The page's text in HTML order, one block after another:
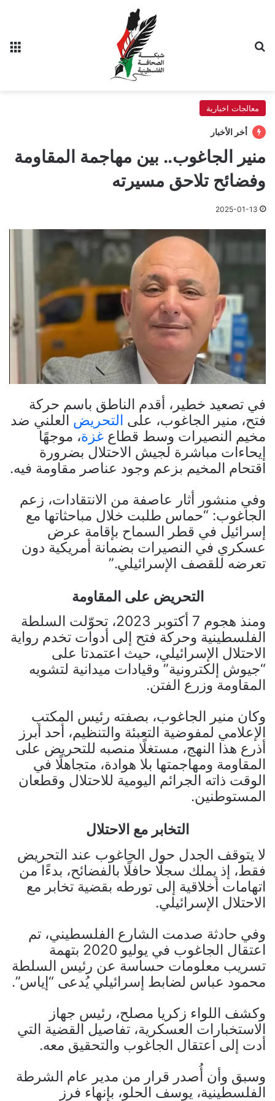
معالجات اخبارية
أخر الأخبار
منير الجاغوب.. بين مهاجمة المقاومة
وفضائح تلاحق مسيرته
2025-01-13
في تصعيد خطير، أقدم الناطق باسم حركة
فتح، منير الجاغوب، على التحريض العلني ضد
مخيم النصيرات وسط قطاع غزة، موجهًا
إيحاءات مباشرة لجيش الاحتلال بضرورة
اقتحام المخيم بزعم وجود عناصر مقاومة فيه.
وفي منشور أثار عاصفة من الانتقادات، زعم
الجاغوب: “حماس طلبت خلال مباحثاتها مع
إسرائيل في قطر السماح بإقامة عرض
عسكري في النصيرات بضمانة أمريكية دون
تعرضه للقصف الإسرائيلي.”
التحريض على المقاومة
ومنذ هجوم 7 أكتوبر 2023، تحوّلت السلطة
الفلسطينية وحركة فتح إلى أدوات تخدم رواية
الاحتلال الإسرائيلي، حيث اعتمدتا على
“جيوش إلكترونية” وقيادات ميدانية لتشويه
المقاومة وزرع الفتن.
وكان منير الجاغوب، بصفته رئيس المكتب
الإعلامي لمفوضية التعبئة والتنظيم، أحد أبرز
أذرع هذا النهج، مستغلًا منصبه للتحريض على
المقاومة ومهاجمتها بلا هوادة، متجاهلًا في
الوقت ذاته الجرائم اليومية للاحتلال وقطعان
المستوطنين.
التخابر مع الاحتلال
لا يتوقف الجدل حول الجاغوب عند التحريض
فقط، إذ يملك سجلًا حافلًا بالفضائح، بدءًا من
اتهامات أخلاقية إلى تورطه بقضية تخابر مع
الاحتلال الإسرائيلي.
وفي حادثة صدمت الشارع الفلسطيني، تم
اعتقال الجاغوب في يوليو 2020 بتهمة
تسريب معلومات حساسة عن رئيس السلطة
محمود عباس لضابط إسرائيلي يُدعى “إياس”.
وكشف اللواء زكريا مصلح، رئيس جهاز
الاستخبارات العسكرية، تفاصيل القضية التي
أدت إلى اعتقال الجاغوب والتحقيق معه.
وسبق وأن أُصدر قرار من مدير عام الشرطة
الفلسطينية، يوسف الحلو، بإنهاء فرز